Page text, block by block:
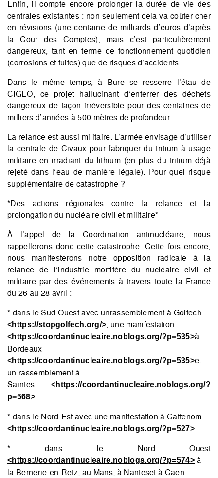
Enfin, il compte encore prolonger la durée de vie des
centrales existantes : non seulement cela va coûter cher
en révisions (une centaine de milliards d’euros d’après
la Cour des Comptes), mais c’est particulièrement
dangereux, tant en terme de fonctionnement quotidien
(corrosions et fuites) que de risques d’accidents.
Dans le même temps, à Bure se resserre l’étau de
CIGEO, ce projet hallucinant d’enterrer des déchets
dangereux de façon irréversible pour des centaines de
milliers d’années à 500 mètres de profondeur.
La relance est aussi militaire. L’armée envisage d’utiliser
la centrale de Civaux pour fabriquer du tritium à usage
militaire en irradiant du lithium (en plus du tritium déjà
rejeté dans l’eau de manière légale). Pour quel risque
supplémentaire de catastrophe ?
*Des actions régionales contre la relance et la
prolongation du nucléaire civil et militaire*
À l’appel de la Coordination antinucléaire, nous
rappellerons donc cette catastrophe. Cette fois encore,
nous manifesterons notre opposition radicale à la
relance de l’industrie mortifère du nucléaire civil et
militaire par des événements à travers toute la France
du 26 au 28 avril :
* dans le Sud-Ouest avec unrassemblement à Golfech
<https://stopgolfech.org/>, une manifestation
<https://coordantinucleaire.noblogs.org/?p=535>à
Bordeaux
<https://coordantinucleaire.noblogs.org/?p=535>et
un rassemblement à
Saintes
<https://coordantinucleaire.noblogs.org/?
p=568>
* dans le Nord-Est avec une manifestation à Cattenom
<https://coordantinucleaire.noblogs.org/?p=527>
* dans le Nord Ouest
<https://coordantinucleaire.noblogs.org/?p=574> à
la Bernerie-en-Retz, au Mans, à Nanteset à Caen